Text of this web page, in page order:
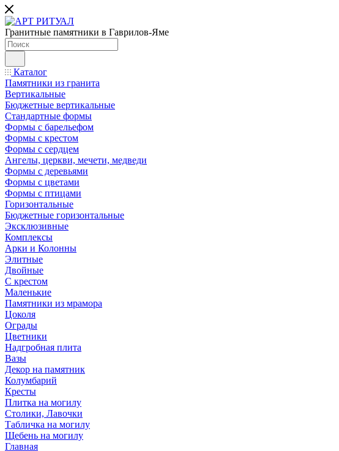
Гранитные памятники в Гаврилов-Яме
Каталог
Памятники из гранита
Вертикальные
Бюджетные вертикальные
Стандартные формы
Формы с барельефом
Формы с крестом
Формы с сердцем
Ангелы, церкви, мечети, медведи
Формы с деревьями
Формы с цветами
Формы с птицами
Горизонтальные
Бюджетные горизонтальные
Эксклюзивные
Комплексы
Арки и Колонны
Элитные
Двойные
С крестом
Маленькие
Памятники из мрамора
Цоколя
Ограды
Цветники
Надгробная плита
Вазы
Декор на памятник
Колумбарий
Кресты
Плитка на могилу
Столики, Лавочки
Табличка на могилу
Щебень на могилу
Главная